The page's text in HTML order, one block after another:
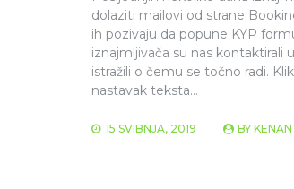
dolaziti mailovi od strane
ih pozivaju da popune KYP
iznajmljivača su nas kontaktirali
istražili o čemu se točno radi.​​
nastavak teksta… ​​
15 SVIBNJA, 2019 BY KENAN